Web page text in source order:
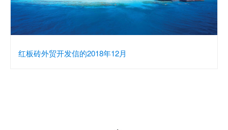
红板砖外贸开发信的2018年12月